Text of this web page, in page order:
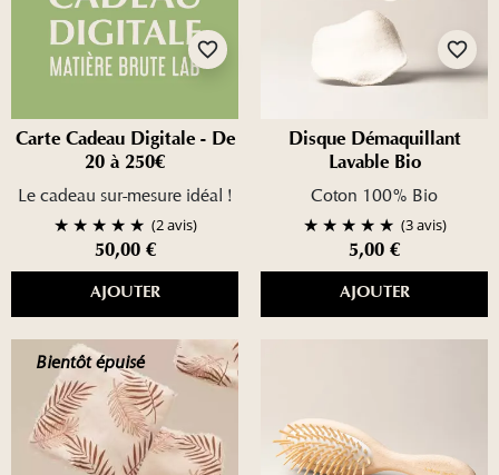
favorite_border
Carte Cadeau Digitale - De
20 à 250€
Le cadeau sur-mesure idéal !
(2 avis)
50,00 €
AJOUTER
favorite_border
Disque Démaquillant
Lavable Bio
Coton 100% Bio
(3 avis)
5,00 €
AJOUTER
Bientôt épuisé